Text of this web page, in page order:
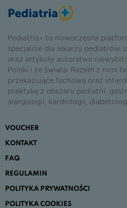
Pediatria+ to nowoczesna
specjalnie dla lekarzy pediatrów,
oraz artykuły autorstwa
Polski i ze świata. Razem z nimi
przekazujące fachową oraz
praktykę z obszaru pediatrii,
alergologii, kardiologii,
VOUCHER
KONTAKT
FAQ
REGULAMIN
POLITYKA PRYWATNOŚCI
POLITYKA COOKIES